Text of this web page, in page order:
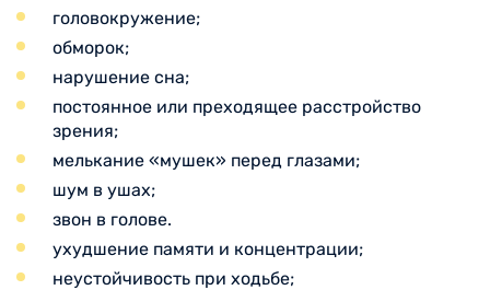
головокружение;
обморок;
нарушение сна;
постоянное или преходящее расстройство
зрения;
мелькание «мушек» перед глазами;
шум в ушах;
звон в голове.
ухудшение памяти и концентрации;
неустойчивость при ходьбе;